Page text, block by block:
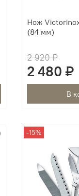
Нож
(84 мм)
2 920 ₽
2 480 ₽
В
-15%